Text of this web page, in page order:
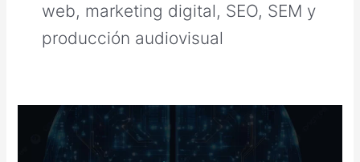
web, marketing digital, SEO, SEM y
producción audiovisual